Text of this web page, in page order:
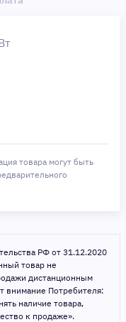
товара могут быть
РФ от 31.12.2020
товар не
дистанционным
внимание Потребителя:
наличие товара,
к продаже».